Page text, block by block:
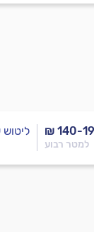
₪ 140-
למטר רבוע